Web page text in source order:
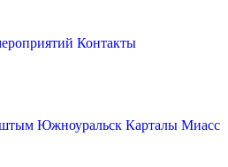
Контакты
Южноуральск Карталы Миасс